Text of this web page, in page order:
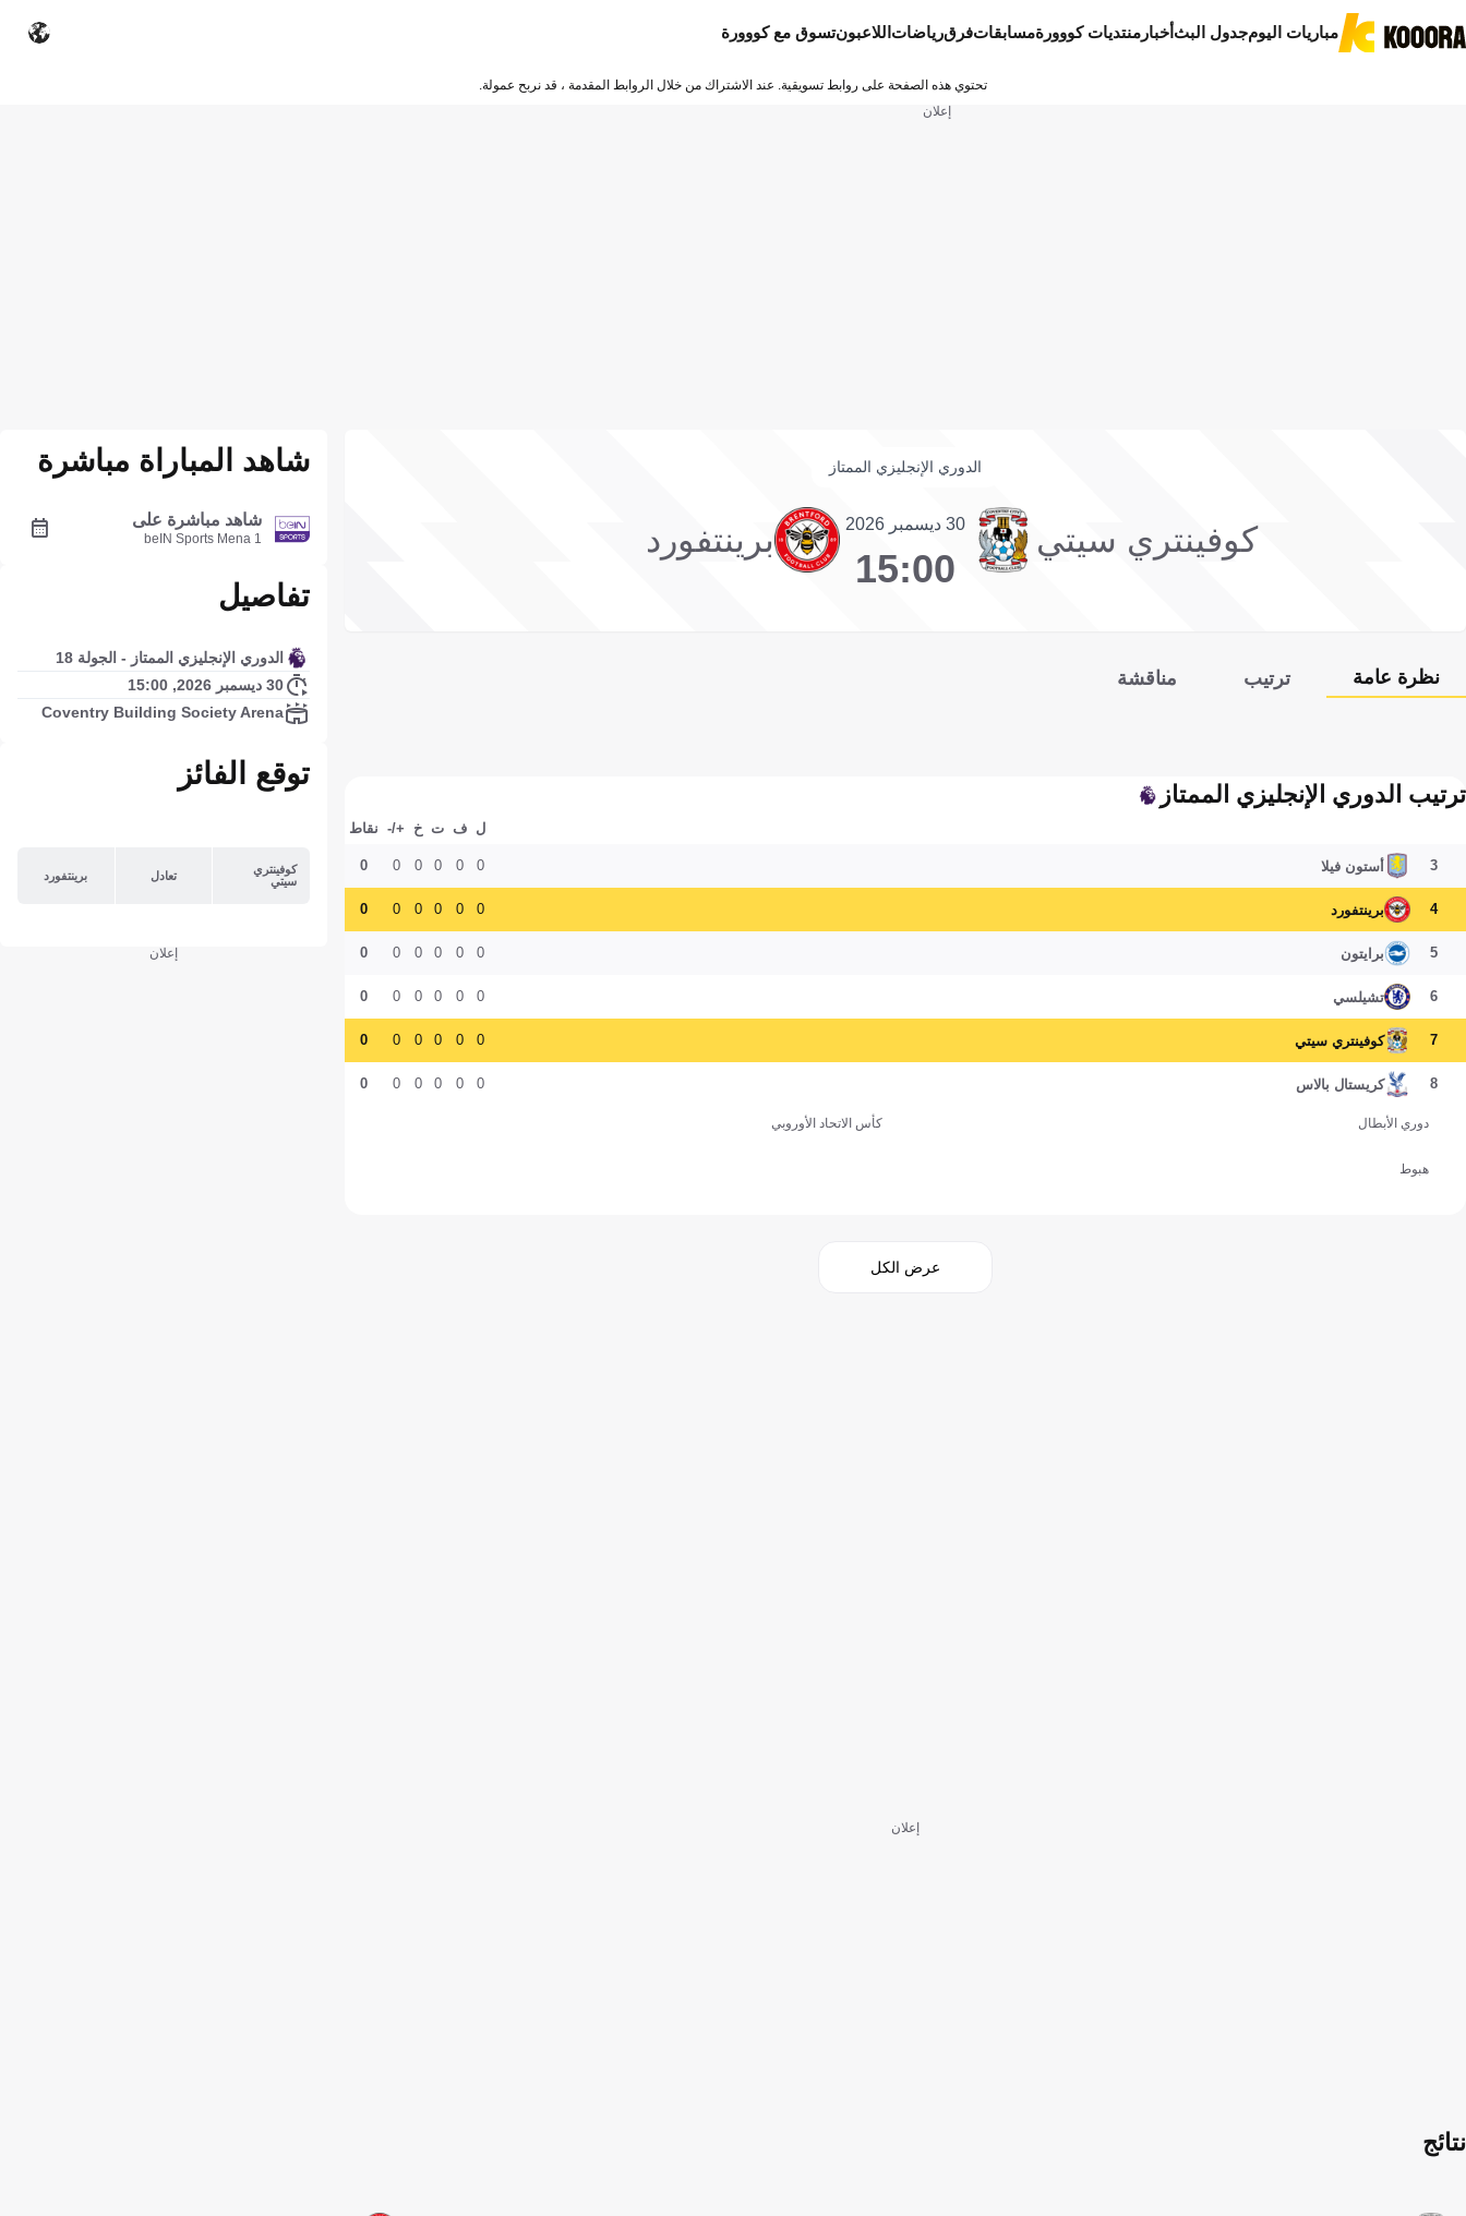
مباريات اليومجدول البثأخبار منتديات كووورةمسابقاتفرقرياضات اللاعبونتسوق مع كووورة
تحتوي هذه الصفحة على روابط تسويقية. عند الاشتراك من خلال الروابط المقدمة ، قد نربح عمولة.
إعلان
الدوري الإنجليزي الممتاز
كوفينتري سيتي 30 ديسمبر 2026
15:00
برينتفورد
نظرة عامة ترتيب مناقشة
ترتيب الدوري الإنجليزي الممتاز
ل ف ت خ +/- نقاط
3 أستون فيلا 0
0
0
0
0
0
4 برينتفورد 0
0
0
0
0
0
5 برايتون 0
0
0
0
0
0
6 تشيلسي 0
0
0
0
0
0
7 كوفينتري سيتي 0
0
0
0
0
0
8 كريستال بالاس 0
0
0
0
0
0
دوري الأبطال كأس الاتحاد الأوروبي
هبوط
عرض الكل
إعلان
نتائج
شاهد المباراة مباشرة
شاهد مباشرة على
beIN Sports Mena 1
تفاصيل
الدوري الإنجليزي الممتاز - الجولة 18
30 ديسمبر 2026, 15:00
Coventry Building Society Arena
توقع الفائز
كوفينتري
سيتي
تعادل برينتفورد
إعلان